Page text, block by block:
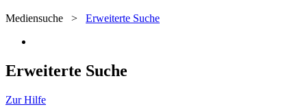
Mediensuche > Erweiterte Suche
Erweiterte Suche
Zur Hilfe